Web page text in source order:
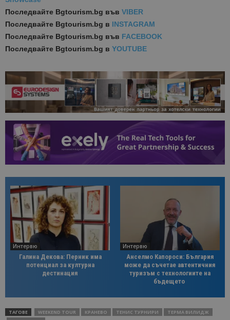
Последвайте Bgtourism.bg във VIBER
Последвайте Bgtourism.bg в INSTAGRAM
Последвайте Bgtourism.bg във FACEBOOK
Последвайте Bgtourism.bg в YOUTUBE
Интервю
Галина Декова: Перник има
потенциал за културна
дестинация
Интервю
Анселмо Капороси: България
може да съчетае автентичния
туризъм с технологиите на
бъдещето
ТАГОВЕ WEEKEND TOUR КРАНЕВО ТЕНИС ТУРНИРИ
ТЕРМА ВИЛИДЖ